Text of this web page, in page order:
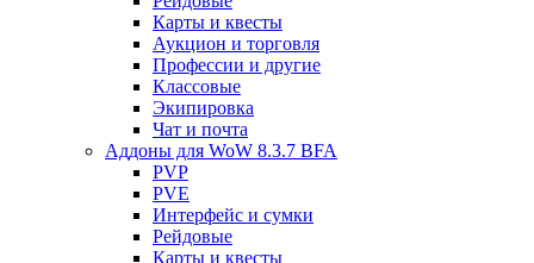
Карты и квесты
Аукцион и торговля
Профессии и другие
Классовые
Экипировка
Чат и почта
Аддоны для WoW 8.3.7 BFA
PVP
PVE
Интерфейс и сумки
Рейдовые
Карты и квесты